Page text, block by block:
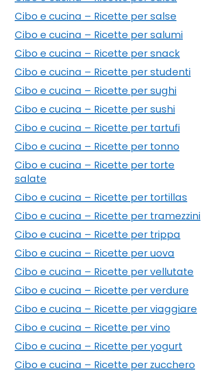
Cibo e cucina – Ricette per salse
Cibo e cucina – Ricette per salumi
Cibo e cucina – Ricette per snack
Cibo e cucina – Ricette per studenti
Cibo e cucina – Ricette per sughi
Cibo e cucina – Ricette per sushi
Cibo e cucina – Ricette per tartufi
Cibo e cucina – Ricette per tonno
Cibo e cucina – Ricette per torte
salate
Cibo e cucina – Ricette per tortillas
Cibo e cucina – Ricette per tramezzini
Cibo e cucina – Ricette per trippa
Cibo e cucina – Ricette per uova
Cibo e cucina – Ricette per vellutate
Cibo e cucina – Ricette per verdure
Cibo e cucina – Ricette per viaggiare
Cibo e cucina – Ricette per vino
Cibo e cucina – Ricette per yogurt
Cibo e cucina – Ricette per zucchero